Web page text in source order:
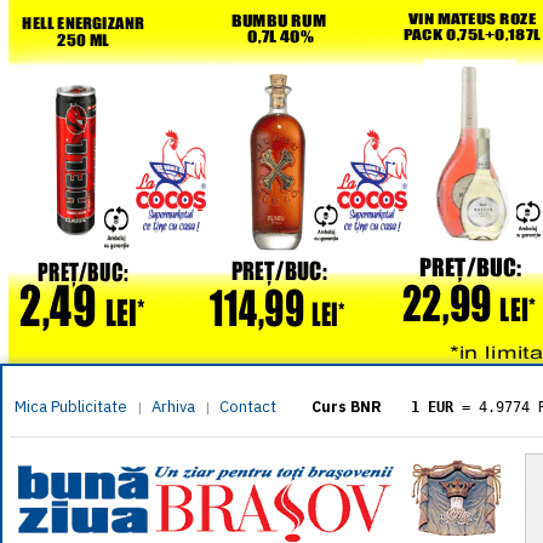
Mica Publicitate | Arhiva | Contact Curs BNR 1 EUR = 4.9774
= 5.8304
1 XAU= 464.4611
1 AED= 1.1933
1 AUD= 2.7957
1 BGN= 2.5449